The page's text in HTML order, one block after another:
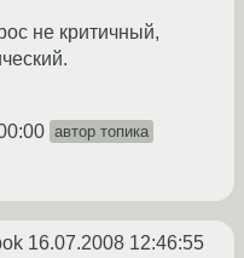
не критичный,
автор топика
16.07.2008 12:46:55